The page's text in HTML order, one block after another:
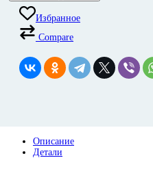
Избранное
Compare
Описание
Детали